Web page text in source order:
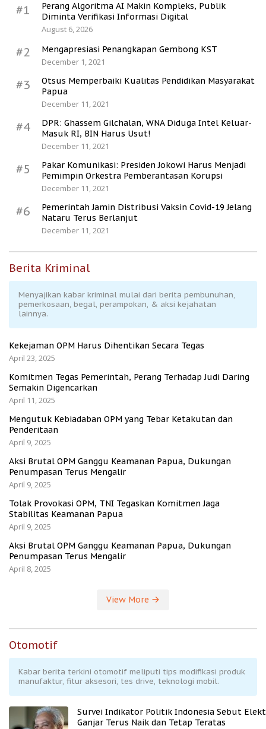
#1
Perang Algoritma AI Makin Kompleks, Publik
Diminta Verifikasi Informasi Digital
August 6, 2026
#2
Mengapresiasi Penangkapan Gembong KST
December 1, 2021
#3
Otsus Memperbaiki Kualitas Pendidikan Masyarakat
Papua
December 11, 2021
#4
DPR: Ghassem Gilchalan, WNA Diduga Intel Keluar-
Masuk RI, BIN Harus Usut!
December 11, 2021
#5
Pakar Komunikasi: Presiden Jokowi Harus Menjadi
Pemimpin Orkestra Pemberantasan Korupsi
December 11, 2021
#6
Pemerintah Jamin Distribusi Vaksin Covid-19 Jelang
Nataru Terus Berlanjut
December 11, 2021
Berita Kriminal
Menyajikan kabar kriminal mulai dari berita pembunuhan,
pemerkosaan, begal, perampokan, & aksi kejahatan
lainnya.
Kekejaman OPM Harus Dihentikan Secara Tegas
April 23, 2025
Komitmen Tegas Pemerintah, Perang Terhadap Judi Daring
Semakin Digencarkan
April 11, 2025
Mengutuk Kebiadaban OPM yang Tebar Ketakutan dan
Penderitaan
April 9, 2025
Aksi Brutal OPM Ganggu Keamanan Papua, Dukungan
Penumpasan Terus Mengalir
April 9, 2025
Tolak Provokasi OPM, TNI Tegaskan Komitmen Jaga
Stabilitas Keamanan Papua
April 9, 2025
Aksi Brutal OPM Ganggu Keamanan Papua, Dukungan
Penumpasan Terus Mengalir
April 8, 2025
View More
Otomotif
Kabar berita terkini otomotif meliputi tips modifikasi produk
manufaktur, fitur aksesori, tes drive, teknologi mobil.
Survei Indikator Politik Indonesia Sebut
Ganjar Terus Naik dan Tetap Teratas